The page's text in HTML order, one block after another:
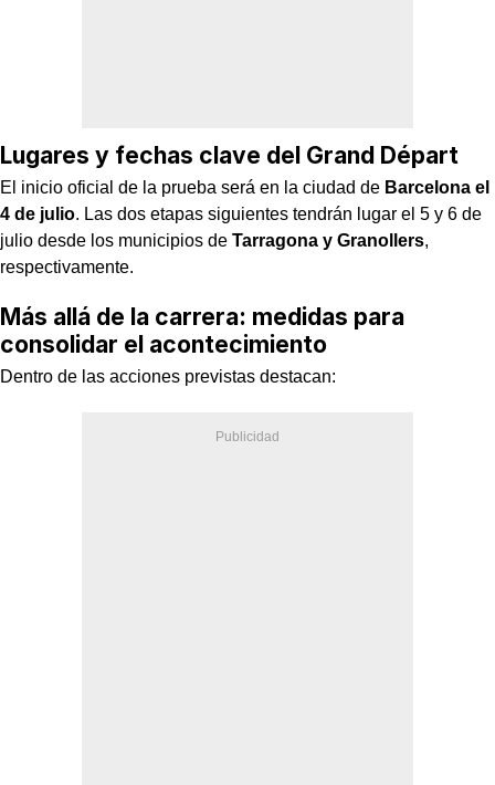
Lugares y fechas clave del Grand Départ
El inicio oficial de la prueba será en la ciudad de Barcelona el
4 de julio. Las dos etapas siguientes tendrán lugar el 5 y 6 de
julio desde los municipios de Tarragona y Granollers,
respectivamente.
Más allá de la carrera: medidas para
consolidar el acontecimiento
Dentro de las acciones previstas destacan: